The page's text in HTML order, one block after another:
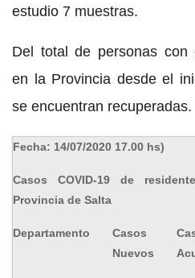
estudio 7 muestras.
Del total de personas con
en la Provincia desde el
se encuentran recuperadas.
Fecha: 14/07/2020 17.00 hs)
Casos COVID-19 de
Provincia de Salta
Departamento
Casos
Nuevos